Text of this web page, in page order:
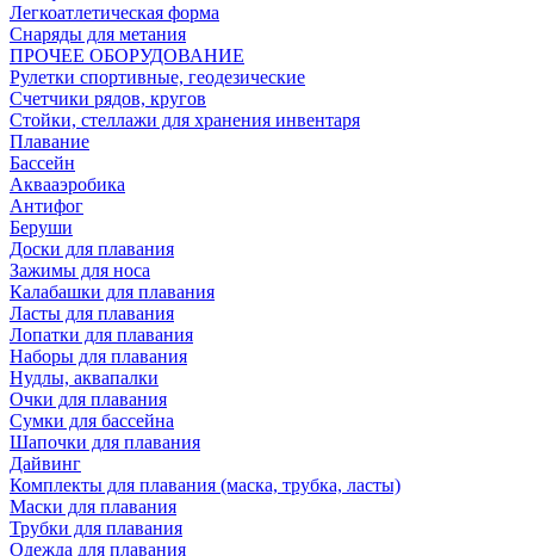
Легкоатлетическая форма
Снаряды для метания
ПРОЧЕЕ ОБОРУДОВАНИЕ
Рулетки спортивные, геодезические
Счетчики рядов, кругов
Стойки, стеллажи для хранения инвентаря
Плавание
Бассейн
Аквааэробика
Антифог
Беруши
Доски для плавания
Зажимы для носа
Калабашки для плавания
Ласты для плавания
Лопатки для плавания
Наборы для плавания
Нудлы, аквапалки
Очки для плавания
Сумки для бассейна
Шапочки для плавания
Дайвинг
Комплекты для плавания (маска, трубка, ласты)
Маски для плавания
Трубки для плавания
Одежда для плавания